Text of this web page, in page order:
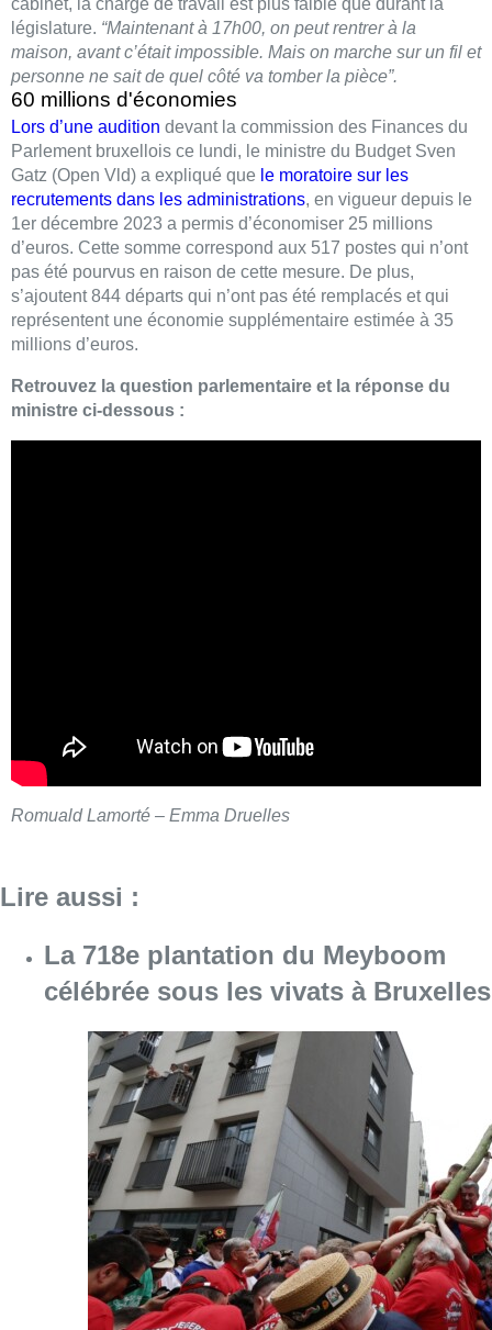
cabinet, la charge de travail est plus faible que durant la
législature. “Maintenant à 17h00, on peut rentrer à la
maison, avant c’était impossible. Mais on marche sur un fil et
personne ne sait de quel côté va tomber la pièce”.
60 millions d'économies
Lors d’une audition devant la commission des Finances du
Parlement bruxellois ce lundi, le ministre du Budget Sven
Gatz (Open Vld) a expliqué que le moratoire sur les
recrutements dans les administrations, en vigueur depuis le
1er décembre 2023 a permis d’économiser 25 millions
d’euros. Cette somme correspond aux 517 postes qui n’ont
pas été pourvus en raison de cette mesure. De plus,
s’ajoutent 844 départs qui n’ont pas été remplacés et qui
représentent une économie supplémentaire estimée à 35
millions d’euros.
Retrouvez la question parlementaire et la réponse du
ministre ci-dessous :
Romuald Lamorté – Emma Druelles
Lire aussi :
La 718e plantation du Meyboom
célébrée sous les vivats à Bruxelles